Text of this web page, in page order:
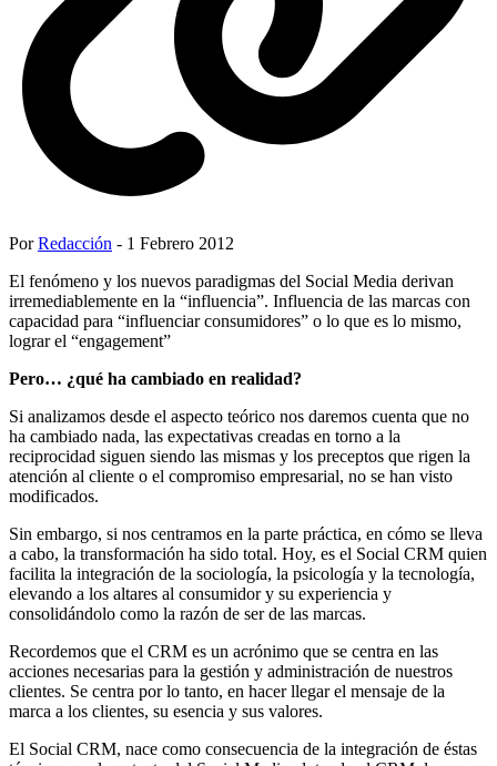
PorRedacción - 1 Febrero 2012
El fenómeno y los nuevos paradigmas del Social Media derivan
irremediablemente en la “influencia”. Influencia de las marcas con
capacidad para “influenciar consumidores” o lo que es lo mismo,
lograr el “engagement”
Pero… ¿qué ha cambiado en realidad?
Si analizamos desde el aspecto teórico nos daremos cuenta que no
ha cambiado nada, las expectativas creadas en torno a la
reciprocidad siguen siendo las mismas y los preceptos que rigen la
atención al cliente o el compromiso empresarial, no se han visto
modificados.
Sin embargo, si nos centramos en la parte práctica, en cómo se lleva
a cabo, la transformación ha sido total. Hoy, es el Social CRM quien
facilita la integración de la sociología, la psicología y la tecnología,
elevando a los altares al consumidor y su experiencia y
consolidándolo como la razón de ser de las marcas.
Recordemos que el CRM es un acrónimo que se centra en las
acciones necesarias para la gestión y administración de nuestros
clientes. Se centra por lo tanto, en hacer llegar el mensaje de la
marca a los clientes, su esencia y sus valores.
El Social CRM, nace como consecuencia de la integración de éstas